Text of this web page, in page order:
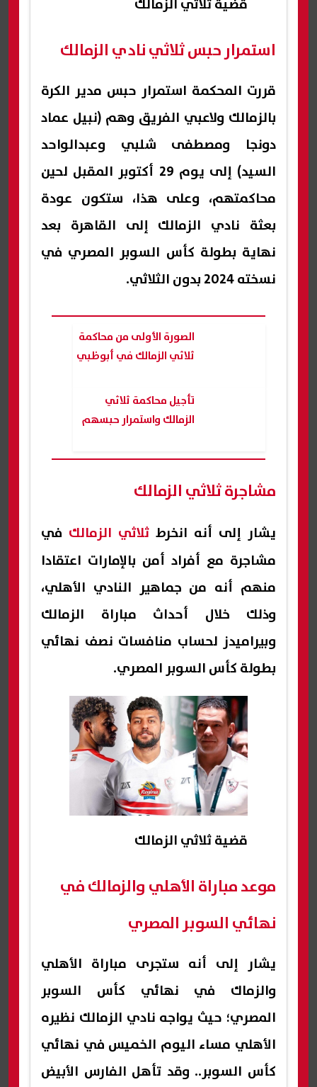
قضية ثلاثي الزمالك
استمرار حبس ثلاثي نادي الزمالك
قررت المحكمة استمرار حبس مدير الكرة
بالزمالك ولاعبي الفريق وهم (نبيل عماد
دونجا ومصطفى شلبي وعبدالواحد
السيد) إلى يوم 29 أكتوبر المقبل لحين
محاكمتهم، وعلى هذا، ستكون عودة
بعثة نادي الزمالك إلى القاهرة بعد
نهاية بطولة كأس السوبر المصري في
نسخته 2024 بدون الثلاثي.
الصورة الأولى من محاكمة
ثلاثي الزمالك في أبوظبي
تأجيل محاكمة ثلاثي
الزمالك واستمرار حبسهم
مشاجرة ثلاثي الزمالك
يشار إلى أنه انخرط ثلاثي الزمالك في
مشاجرة مع أفراد أمن بالإمارات اعتقادا
منهم أنه من جماهير النادي الأهلي،
وذلك خلال أحداث مباراة الزمالك
وبيراميدز لحساب منافسات نصف نهائي
بطولة كأس السوبر المصري.
قضية ثلاثي الزمالك
موعد مباراة الأهلي والزمالك في
نهائي السوبر المصري
يشار إلى أنه ستجرى مباراة الأهلي
والزماك في نهائي كأس السوبر
المصري؛ حيث يواجه نادي الزمالك نظيره
الأهلي مساء اليوم الخميس في نهائي
كأس السوبر.. وقد تأهل الفارس الأبيض